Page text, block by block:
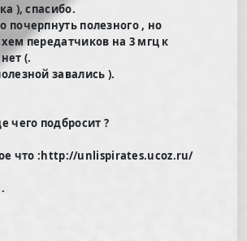
), спасибо.
почерпнуть полезного , но
передатчиков на 3 мгц к
(.
завались ).
чего подбросит ?
что :http://unlispirates.ucoz.ru/